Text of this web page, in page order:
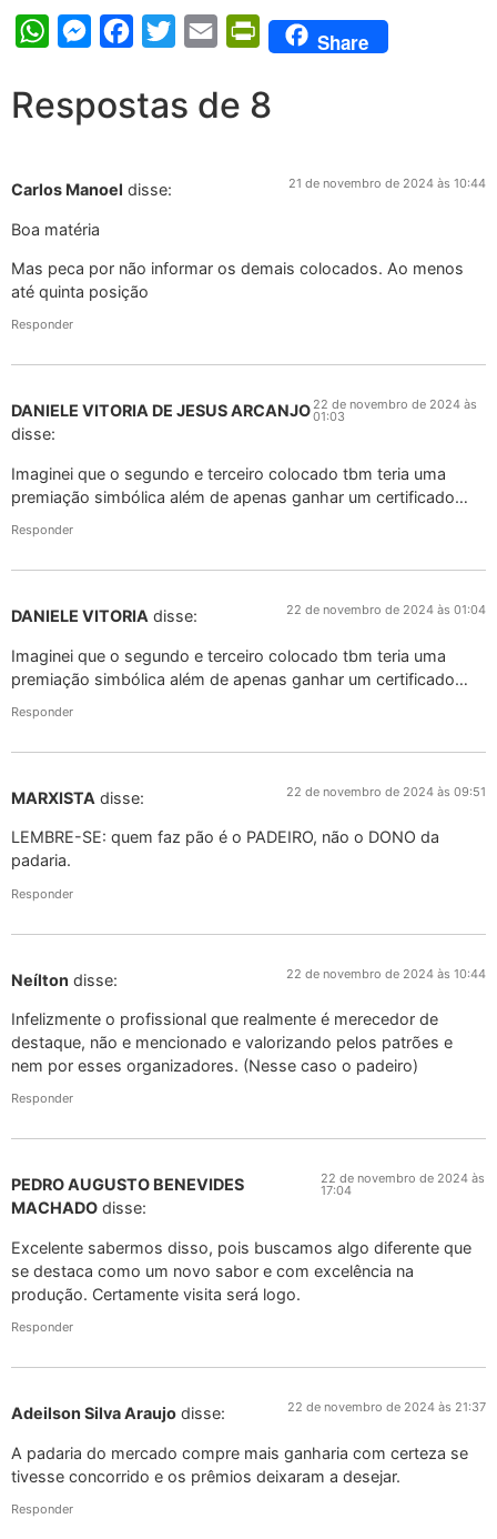
WhatsAppMessengerFacebook
Twitter Email PrintFriendly
Share
Respostas de 8
Carlos Manoel disse: 21 de novembro de 2024 às 10:44
Boa matéria
Mas peca por não informar os demais colocados. Ao menos
até quinta posição
Responder
DANIELE VITORIA DE JESUS ARCANJO
disse:
22 de novembro de 2024 às
01:03
Imaginei que o segundo e terceiro colocado tbm teria uma
premiação simbólica além de apenas ganhar um certificado…
Responder
DANIELE VITORIA disse: 22 de novembro de 2024 às 01:04
Imaginei que o segundo e terceiro colocado tbm teria uma
premiação simbólica além de apenas ganhar um certificado…
Responder
MARXISTA disse: 22 de novembro de 2024 às 09:51
LEMBRE-SE: quem faz pão é o PADEIRO, não o DONO da
padaria.
Responder
Neílton disse: 22 de novembro de 2024 às 10:44
Infelizmente o profissional que realmente é merecedor de
destaque, não e mencionado e valorizando pelos patrões e
nem por esses organizadores. (Nesse caso o padeiro)
Responder
PEDRO AUGUSTO BENEVIDES
MACHADO disse:
22 de novembro de 2024 às
17:04
Excelente sabermos disso, pois buscamos algo diferente que
se destaca como um novo sabor e com excelência na
produção. Certamente visita será logo.
Responder
Adeilson Silva Araujo disse: 22 de novembro de 2024 às 21:37
A padaria do mercado compre mais ganharia com certeza se
tivesse concorrido e os prêmios deixaram a desejar.
Responder